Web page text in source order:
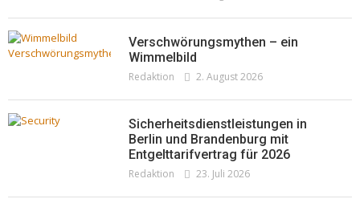
Verschwörungsmythen – ein
Wimmelbild
Redaktion 2. August 2026
Sicherheitsdienstleistungen in
Berlin und Brandenburg mit
Entgelttarifvertrag für 2026
Redaktion 23. Juli 2026